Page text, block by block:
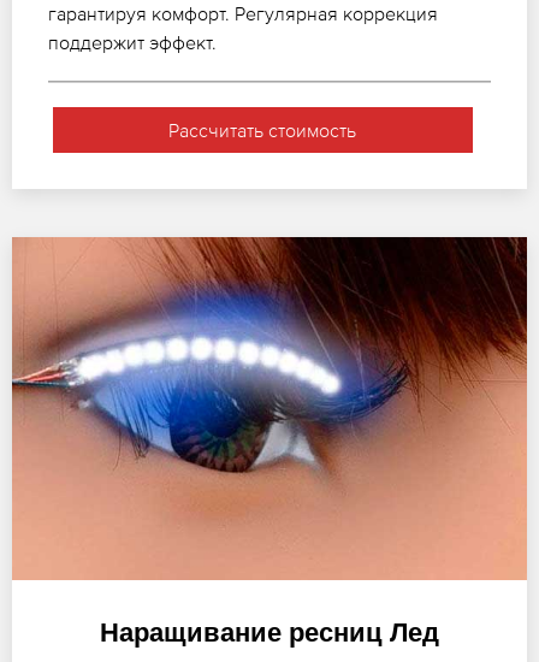
гарантируя комфорт. Регулярная коррекция
поддержит эффект.
Рассчитать стоимость
Наращивание ресниц Лед